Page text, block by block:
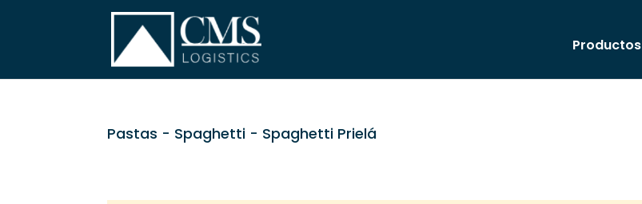
Productos
Pastas - Spaghetti - Spaghetti Prielá